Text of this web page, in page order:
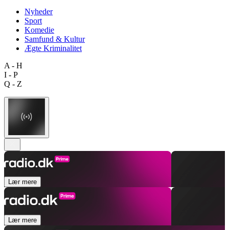
Nyheder
Sport
Komedie
Samfund & Kultur
Ægte Kriminalitet
A - H
I - P
Q - Z
Lær mere
Lær mere